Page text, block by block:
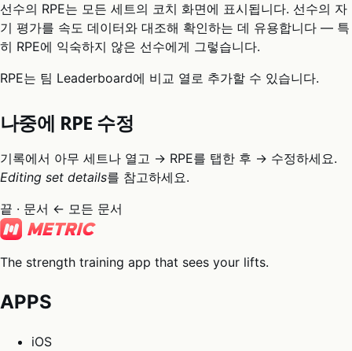
선수의 RPE는 모든 세트의 코치 화면에 표시됩니다. 선수의 자
기 평가를 속도 데이터와 대조해 확인하는 데 유용합니다 — 특
히 RPE에 익숙하지 않은 선수에게 그렇습니다.
RPE는 팀 Leaderboard에 비교 열로 추가할 수 있습니다.
나중에 RPE 수정
기록에서 아무 세트나 열고 → RPE를 탭한 후 → 수정하세요.
Editing set details를 참고하세요.
끝 · 문서 ← 모든 문서
The strength training app that sees your lifts.
APPS
iOS